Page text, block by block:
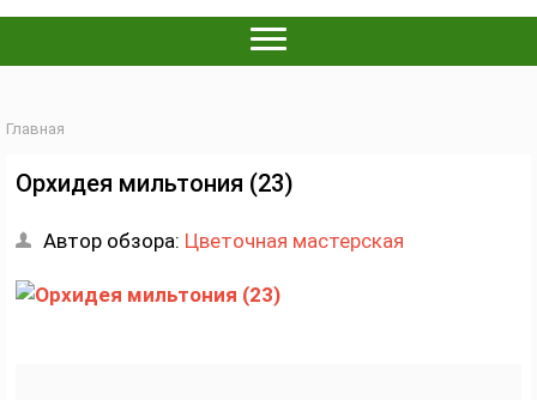
Главная
Орхидея мильтония (23)
Автор обзора: Цветочная мастерская